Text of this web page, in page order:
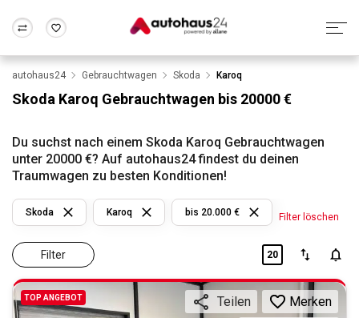
Wir bewerten dein Auto
Alle Fragen & Antworten
Rund um die Inzahlungnahme
Frankfurt Wuppertal
autohaus24 Gebrauchtwagen Skoda Karoq
Skoda Karoq Gebrauchtwagen bis 20000 €
Du suchst nach einem Skoda Karoq Gebrauchtwagen
unter 20000 €? Auf autohaus24 findest du deinen
Traumwagen zu besten Konditionen!
Filter
Skoda Karoq bis 20.000 € Filter löschen
20
TOP ANGEBOT Teilen Merken